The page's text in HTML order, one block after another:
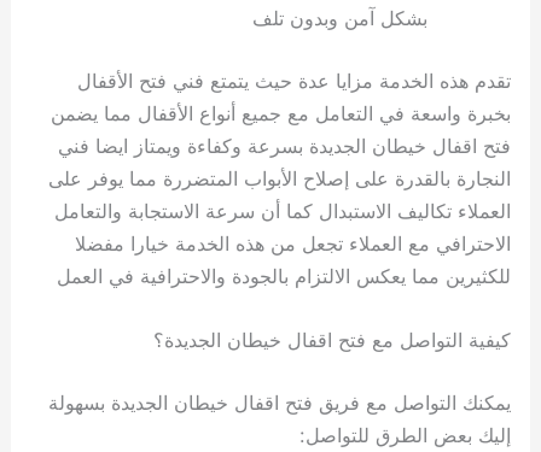
بشكل آمن وبدون تلف
تقدم هذه الخدمة مزايا عدة حيث يتمتع فني فتح الأقفال
بخبرة واسعة في التعامل مع جميع أنواع الأقفال مما يضمن
فتح اقفال خيطان الجديدة بسرعة وكفاءة ويمتاز ايضا فني
النجارة بالقدرة على إصلاح الأبواب المتضررة مما يوفر على
العملاء تكاليف الاستبدال كما أن سرعة الاستجابة والتعامل
الاحترافي مع العملاء تجعل من هذه الخدمة خيارا مفضلا
للكثيرين مما يعكس الالتزام بالجودة والاحترافية في العمل
كيفية التواصل مع فتح اقفال خيطان الجديدة؟
يمكنك التواصل مع فريق فتح اقفال خيطان الجديدة بسهولة
إليك بعض الطرق للتواصل: